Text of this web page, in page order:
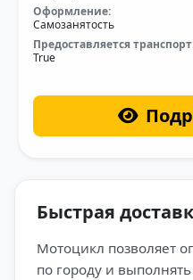
Оформление:
Самозанятость
Предоставляется
True
Быстрая
Мотоцикл позволяет
по городу и